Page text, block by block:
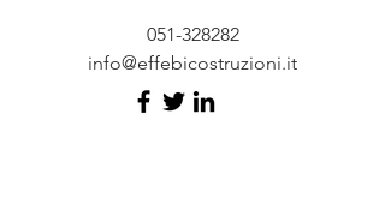
051-328282
info@effebicostruzioni.it